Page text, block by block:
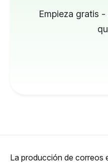
Empieza gratis
La producción de correos